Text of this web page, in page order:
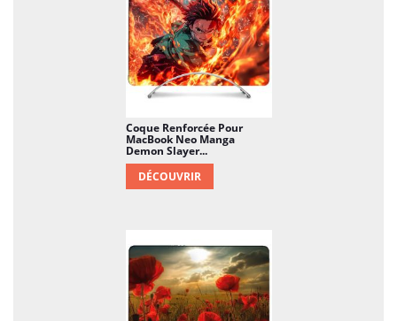
Coque Renforcée Pour
MacBook Neo Manga
Demon Slayer...
DÉCOUVRIR